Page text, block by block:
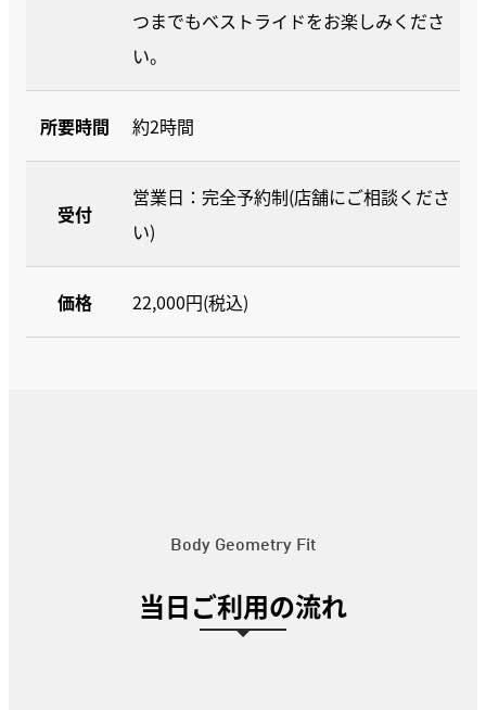
つまでもベストライドをお楽しみくださ
い。
所要時間 約2時間
受付
営業日：完全予約制(店舗にご相談くださ
い)
価格 22,000円(税込)
Body Geometry Fit
当日ご利用の流れ